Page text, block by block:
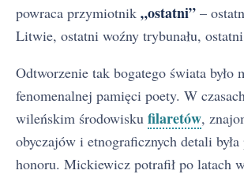
powraca przymiotnik „ostatni” –
Litwie, ostatni woźny trybunału,
Odtworzenie tak bogatego świata było
fenomenalnej pamięci poety. W
wileńskim środowisku filaretów,
obyczajów i etnograficznych detali
honoru. Mickiewicz potrafił po latach